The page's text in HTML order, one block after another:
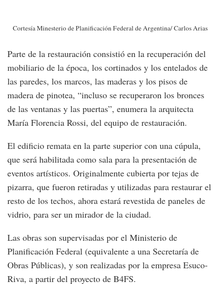
Cortesía Minesterio de Planificación Federal de Argentina/ Carlos Arias
Parte de la restauración consistió en la recuperación del
mobiliario de la época, los cortinados y los entelados de
las paredes, los marcos, las maderas y los pisos de
madera de pinotea, “incluso se recuperaron los bronces
de las ventanas y las puertas”, enumera la arquitecta
María Florencia Rossi, del equipo de restauración.
El edificio remata en la parte superior con una cúpula,
que será habilitada como sala para la presentación de
eventos artísticos. Originalmente cubierta por tejas de
pizarra, que fueron retiradas y utilizadas para restaurar el
resto de los techos, ahora estará revestida de paneles de
vidrio, para ser un mirador de la ciudad.
Las obras son supervisadas por el Ministerio de
Planificación Federal (equivalente a una Secretaría de
Obras Públicas), y son realizadas por la empresa Esuco-
Riva, a partir del proyecto de B4FS.